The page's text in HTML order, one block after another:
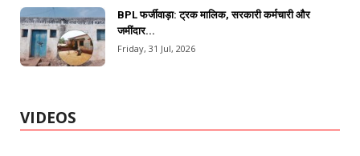
BPL फर्जीवाड़ा: ट्रक मालिक, सरकारी कर्मचारी और
जमींदार...
Friday, 31 Jul, 2026
VIDEOS